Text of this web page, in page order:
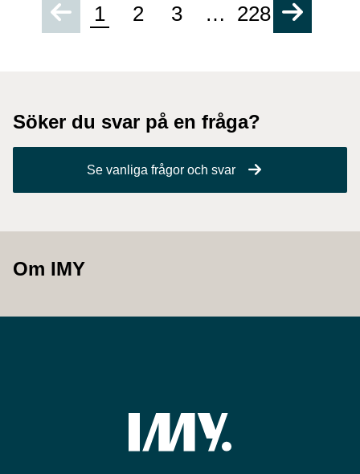
1 2 3 … 228
Söker du svar på en fråga?
Se vanliga frågor och svar
Om IMY